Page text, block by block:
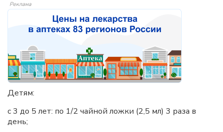
Реклама
Детям:
с 3 до 5 лет: по 1/2 чайной ложки (2,5 мл) 3 раза в
день;